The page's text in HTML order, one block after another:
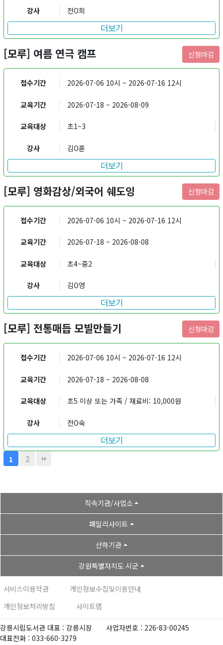
강사 전O희
더보기
[모루] 여름 연극 캠프 신청마감
접수기간 2026-07-06 10시 ~ 2026-07-16 12시
교육기간 2026-07-18 ~ 2026-08-09
교육대상 초1~3
강사 김O훈
더보기
[모루] 영화감상/외국어 쉐도잉 신청마감
접수기간 2026-07-06 10시 ~ 2026-07-16 12시
교육기간 2026-07-18 ~ 2026-08-08
교육대상 초4~중2
강사 김O영
더보기
[모루] 전통매듭 모빌만들기 신청마감
접수기간 2026-07-06 10시 ~ 2026-07-16 12시
교육기간 2026-07-18 ~ 2026-08-08
교육대상 초5 이상 또는 가족 / 재료비: 10,000원
강사 전O숙
더보기
1 2
직속기관/사업소
패밀리사이트
산하기관
강원특별자치도 시군
서비스이용약관
개인정보수집및이용안내
개인정보처리방침
사이트맵
강릉시립도서관 대표 : 강릉시장
사업자번호 : 226-83-00245
대표전화 : 033-660-3279